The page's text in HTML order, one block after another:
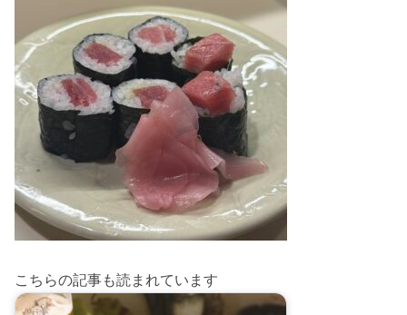
こちらの記事も読まれています